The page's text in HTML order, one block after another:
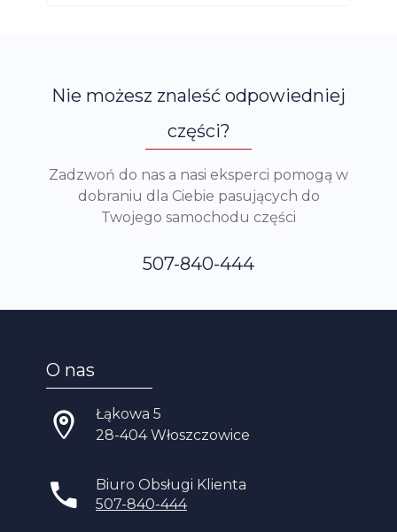
Nie możesz znaleść odpowiedniej
części?
Zadzwoń do nas a nasi eksperci pomogą w
dobraniu dla Ciebie pasujących do
Twojego samochodu części
507-840-444
O nas
Łąkowa 5
28-404 Włoszczowice
Biuro Obsługi Klienta
507-840-444